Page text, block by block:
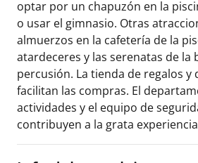
optar por un chapuzón en la
o usar el gimnasio. Otras
almuerzos en la cafetería de la
atardeceres y las serenatas de la
percusión. La tienda de regalos y
facilitan las compras. El
actividades y el equipo de
contribuyen a la grata